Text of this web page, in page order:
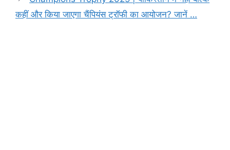
o p
g
k
कहीं और किया जाएगा चैंपियंस ट्रॉफी का आयोजन? जानें …